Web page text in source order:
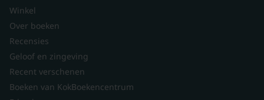
Winkel
Over boeken
Recensies
Geloof en zingeving
Recent verschenen
Boeken van KokBoekencentrum